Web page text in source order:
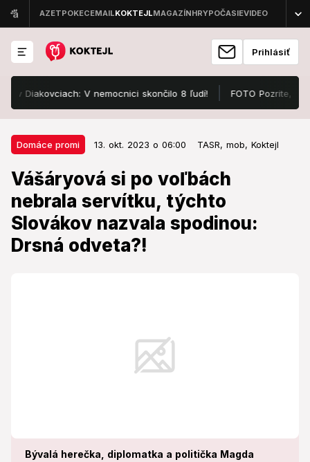
Prihlásiť
V nemocnici skončilo 8 ľudí! FOTO Pozrite, v čom sa
Domáce promi 13. okt. 2023 o 06:00 TASR, mob, Koktejl
Vášáryová si po voľbách
nebrala servítku, týchto
Slovákov nazvala spodinou:
Drsná odveta?!
Bývalá herečka, diplomatka a politička Magda
Domáce promi 13. okt. 2023 o 06:00
Vášáryová si po voľbách nebrala
servítku, týchto Slovákov nazvala
spodinou: Drsná odveta?!
Bývalá herečka, diplomatka a politička naložila